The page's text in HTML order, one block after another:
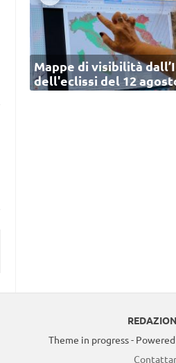
Mappe di visibilità
dell'eclissi del 12
Theme in progress -